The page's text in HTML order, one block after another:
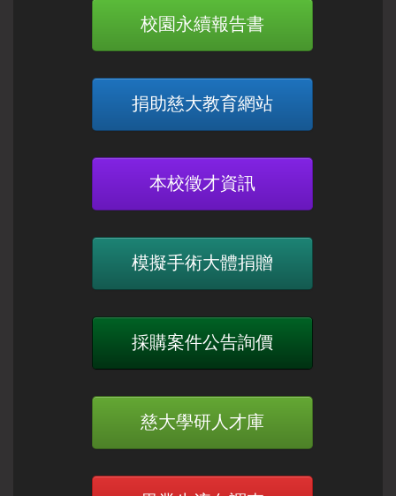
校園永續報告書
捐助慈大教育網站
本校徵才資訊
模擬手術大體捐贈
採購案件公告詢價
慈大學研人才庫